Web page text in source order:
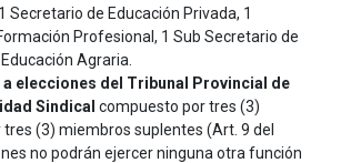
Secretario de Educación Privada, 1
Profesional, 1 Sub Secretario de
Agraria.
a elecciones del Tribunal Provincial de
Sindical compuesto por tres (3)
(3) miembros suplentes (Art. 9 del
no podrán ejercer ninguna otra función